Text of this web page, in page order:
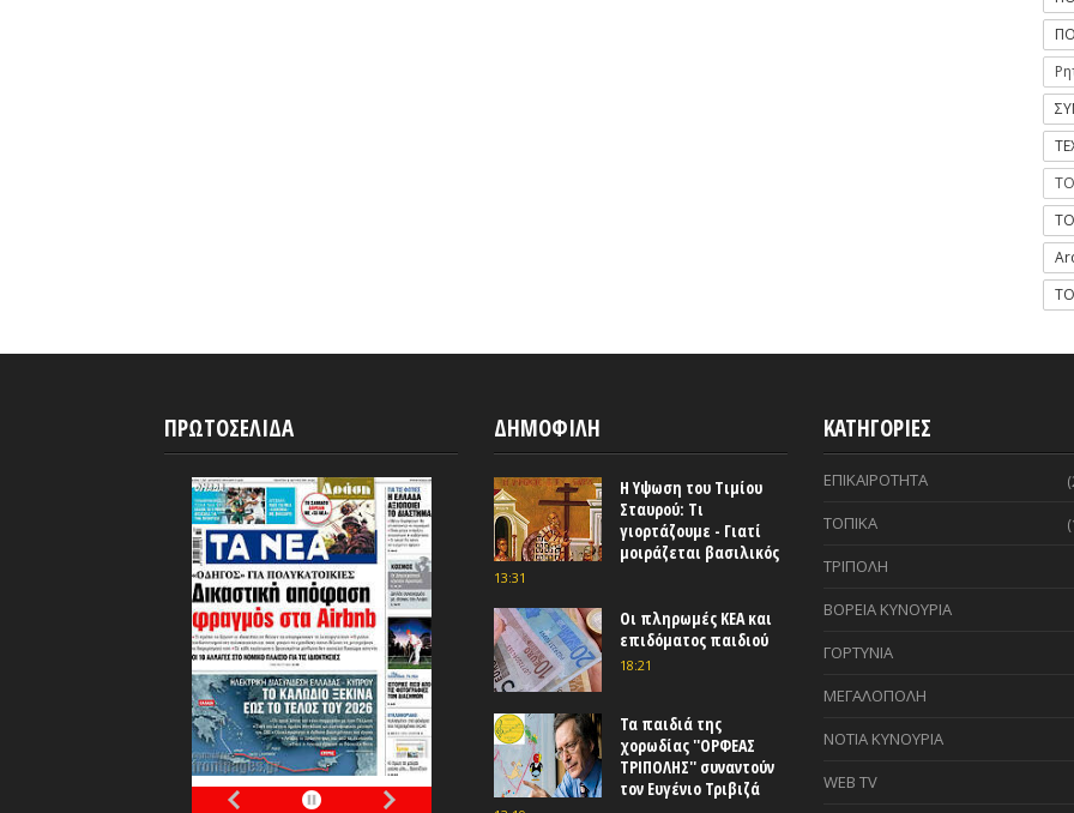
ΠΡΩΤΟΣΕΛΙΔΑ ΔΗΜΟΦΙΛΗ
Η Υψωση του Τιμίου
Σταυρού: Τι
γιορτάζουμε - Γιατί
μοιράζεται βασιλικός
13:31
Οι πληρωμές ΚΕΑ και
επιδόματος παιδιού
18:21
Τα παιδιά της
χορωδίας ''ΟΡΦΕΑΣ
ΤΡΙΠΟΛΗΣ'' συναντούν
τον Ευγένιο Τριβιζά
ΚΑΤΗΓΟΡΙΕΣ
ΕΠΙΚΑΙΡΟΤΗΤΑ
ΤΟΠΙΚΑ
ΤΡΙΠΟΛΗ
ΒΟΡΕΙΑ ΚΥΝΟΥΡΙΑ
ΓΟΡΤΥΝΙΑ
ΜΕΓΑΛΟΠΟΛΗ
ΝΟΤΙΑ ΚΥΝΟΥΡΙΑ
WEB TV